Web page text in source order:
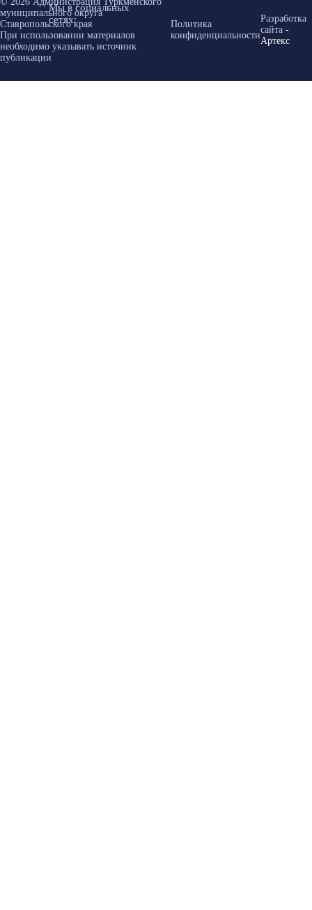
Мы в социальных
сетях:
муниципального округа
Ставропольского края
При использовании материалов
необходимо указывать источник
публикации
Политика
конфиденциальности
Разработка
сайта-
Артекс